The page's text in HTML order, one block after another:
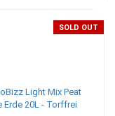
SOLD OUT